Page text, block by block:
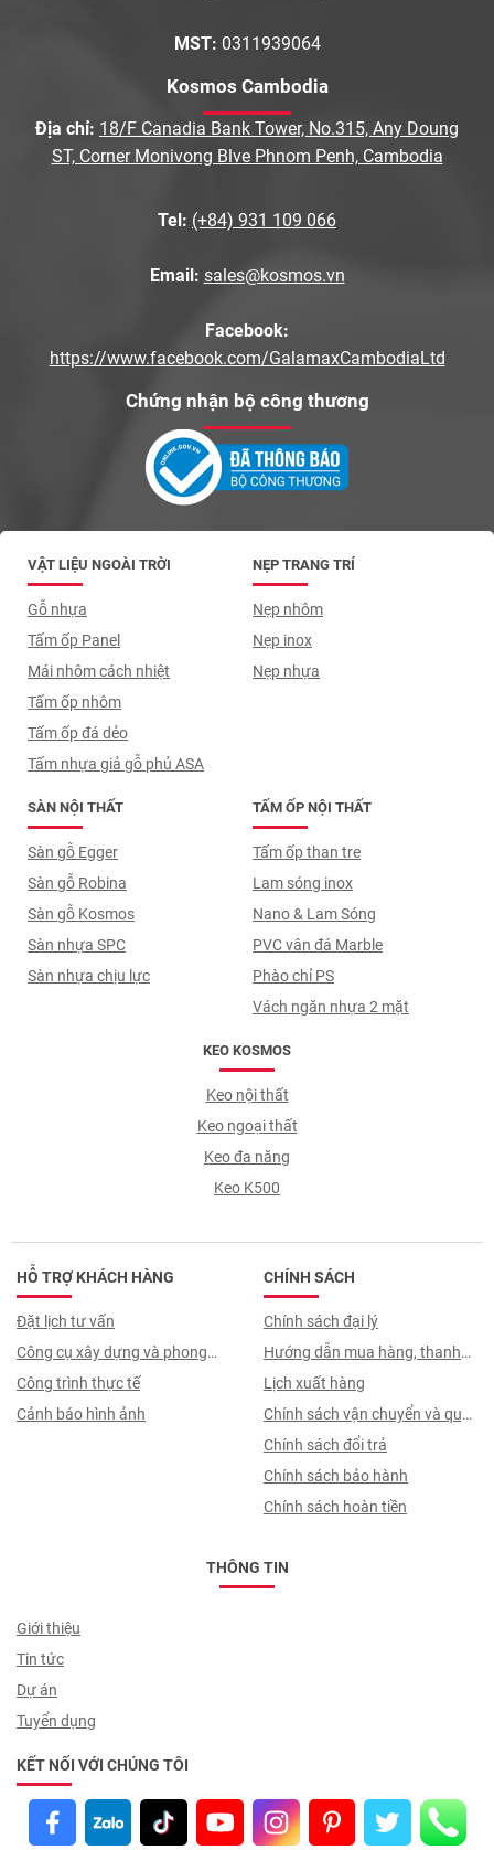
MST: 0311939064
Kosmos Cambodia
Địa chỉ: 18/F Canadia Bank Tower, No.315, Any Doung
ST, Corner Monivong Blve Phnom Penh, Cambodia
Tel: (+84) 931 109 066
Email: sales@kosmos.vn
Facebook:
https://www.facebook.com/GalamaxCambodiaLtd
Chứng nhận bộ công thương
VẬT LIỆU NGOÀI TRỜI
Gỗ nhựa
Tấm ốp Panel
Mái nhôm cách nhiệt
Tấm ốp nhôm
Tấm ốp đá dẻo
Tấm nhựa giả gỗ phủ ASA
TẤM ỐP NỘI THẤT
Tấm ốp than tre
Lam sóng inox
Nano & Lam Sóng
PVC vân đá Marble
Phào chỉ PS
Vách ngăn nhựa 2 mặt
SÀN NỘI THẤT
Sàn gỗ Egger
Sàn gỗ Robina
Sàn gỗ Kosmos
Sàn nhựa SPC
Sàn nhựa chịu lực
NẸP TRANG TRÍ
Nẹp nhôm
Nẹp inox
Nẹp nhựa
KEO KOSMOS
Keo nội thất
Keo ngoại thất
Keo đa năng
Keo K500
HỖ TRỢ KHÁCH HÀNG
Đặt lịch tư vấn
Công cụ xây dựng và phong
thuỷ
Công trình thực tế
Cảnh báo hình ảnh
CHÍNH SÁCH
Chính sách đại lý
Hướng dẫn mua hàng, thanh
toán, quy trình ký hợp đồng
Lịch xuất hàng
Chính sách vận chuyển và quy
trình giao nhận
Chính sách đổi trả
Chính sách bảo hành
Chính sách hoàn tiền
THÔNG TIN
Giới thiệu
Tin tức
Dự án
Tuyển dụng
KẾT NỐI VỚI CHÚNG TÔI